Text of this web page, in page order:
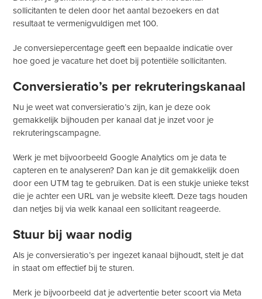
sollicitanten te delen door het aantal bezoekers en dat
resultaat te vermenigvuldigen met 100.
Je conversiepercentage geeft een bepaalde indicatie over
hoe goed je vacature het doet bij potentiële sollicitanten.
Conversieratio’s per rekruteringskanaal
Nu je weet wat conversieratio’s zijn, kan je deze ook
gemakkelijk bijhouden per kanaal dat je inzet voor je
rekruteringscampagne.
Werk je met bijvoorbeeld Google Analytics om je data te
capteren en te analyseren? Dan kan je dit gemakkelijk doen
door een UTM tag te gebruiken. Dat is een stukje unieke tekst
die je achter een URL van je website kleeft. Deze tags houden
dan netjes bij via welk kanaal een sollicitant reageerde.
Stuur bij waar nodig
Als je conversieratio’s per ingezet kanaal bijhoudt, stelt je dat
in staat om effectief bij te sturen.
Merk je bijvoorbeeld dat je advertentie beter scoort via Meta